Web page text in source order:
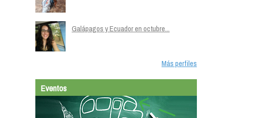
Galápagos y Ecuador en octubre...
Más perfiles
Eventos